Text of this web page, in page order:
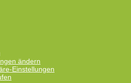
ändern
Einstellungen